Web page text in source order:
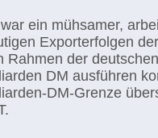
ein mühsamer,
Exporterfolgen
Rahmen der
DM ausführen
DM-Grenze